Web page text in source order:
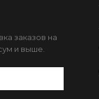
заказов на
и выше.